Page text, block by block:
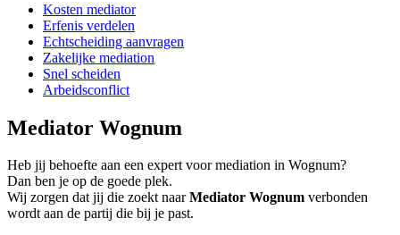
Kosten mediator
Erfenis verdelen
Echtscheiding aanvragen
Zakelijke mediation
Snel scheiden
Arbeidsconflict
Mediator Wognum
Heb jij behoefte aan een expert voor mediation in Wognum?
Dan ben je op de goede plek.
Wij zorgen dat jij die zoekt naarMediator Wognum verbonden
wordt aan de partij die bij je past.